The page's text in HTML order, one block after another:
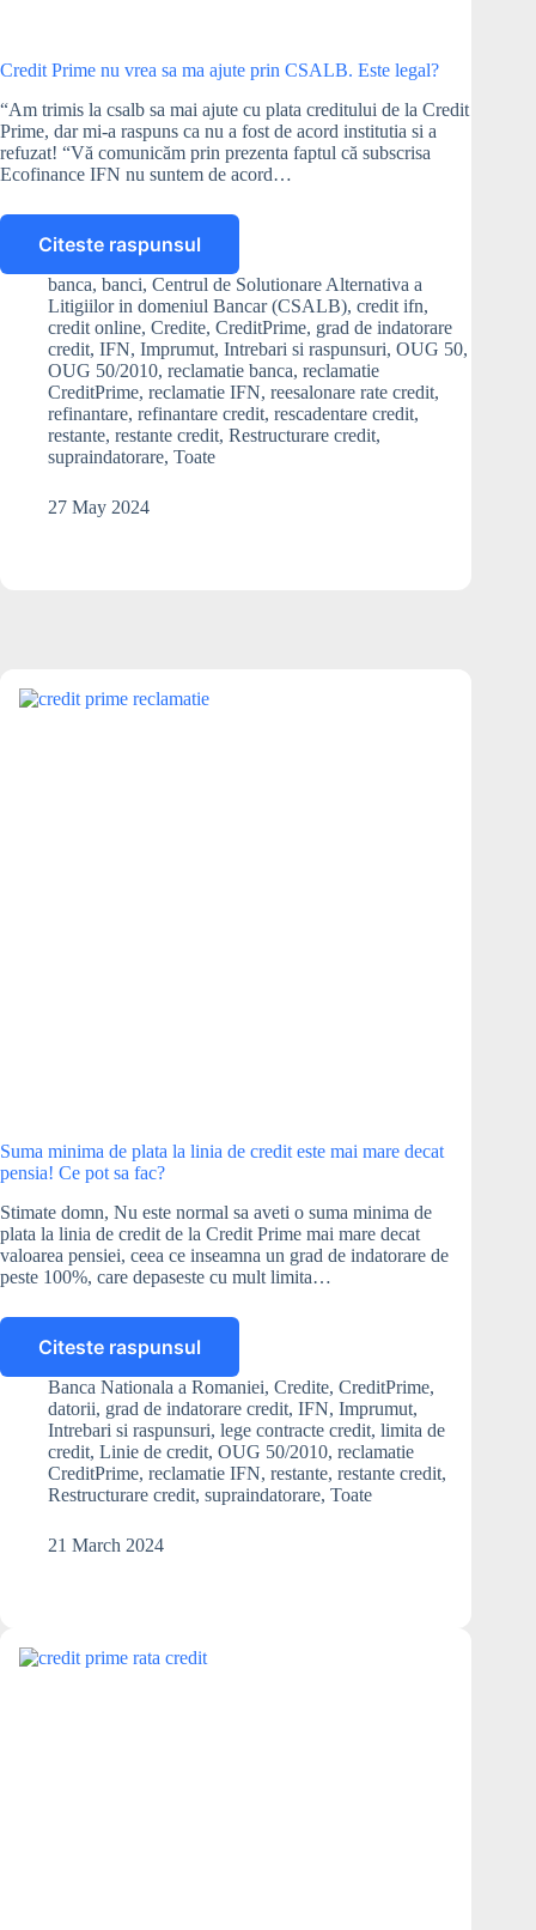
Credit Prime nu vrea sa ma ajute prin CSALB. Este legal?
“Am trimis la csalb sa mai ajute cu plata creditului de la Credit
Prime, dar mi-a raspuns ca nu a fost de acord institutia si a
refuzat! “Vă comunicăm prin prezenta faptul că subscrisa
Ecofinance IFN nu suntem de acord…
Citeste raspunsul
Credit
Prime
nu
vrea
sa
ma
ajute
prin
CSALB.
Este
banca, banci, Centrul de Solutionare Alternativa a
Litigiilor in domeniul Bancar (CSALB), credit ifn,
credit online, Credite, CreditPrime, grad de indatorare
credit, IFN, Imprumut, Intrebari si raspunsuri, OUG 50,
OUG 50/2010, reclamatie banca, reclamatie
CreditPrime, reclamatie IFN, reesalonare rate credit,
refinantare, refinantare credit, rescadentare credit,
restante, restante credit, Restructurare credit,
supraindatorare, Toate
27 May 2024
Suma minima de plata la linia de credit este mai mare decat
pensia! Ce pot sa fac?
Stimate domn, Nu este normal sa aveti o suma minima de
plata la linia de credit de la Credit Prime mai mare decat
valoarea pensiei, ceea ce inseamna un grad de indatorare de
peste 100%, care depaseste cu mult limita…
Citeste raspunsul
Suma
minima
de
plata
la
linia
de
este
Ce
Banca Nationala a Romaniei, Credite, CreditPrime,
datorii, grad de indatorare credit, IFN, Imprumut,
Intrebari si raspunsuri, lege contracte credit, limita de
credit, Linie de credit, OUG 50/2010, reclamatie
CreditPrime, reclamatie IFN, restante, restante credit,
Restructurare credit, supraindatorare, Toate
21 March 2024